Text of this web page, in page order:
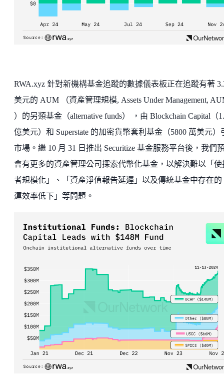
RWA.xyz 針對新機構基金追蹤的數據儀表板正在追蹤有著
美元的 AUM （資產管理規模, Assets Under Management,
）的另類基金（alternative funds） ，由 Blockchain Capital（
億美元）和 Superstate 的加密貨幣套利基金（5800 萬美元）
市場。繼 10 月 31 日推出 Securitize 基金服務平台後，我們
會有更多的資產管理公司探索代幣化基金，以解決難以「使
者規模化」、「資產淨值報告延遲」以及傳統基金中存在的
運效率低下」等問題。